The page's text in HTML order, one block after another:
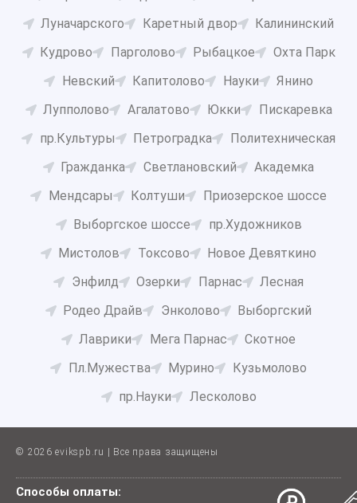
Луначарского
Каретный двор
Калининский
Кудрово
Парголово Рыбацкое
Охта Парк
Невский
Капитолово Науки
Янино
Лупполово
Агалатово Юкки
Пискаревка
пр.Культуры
Петроградка
Политехническая
Гражданка
Светлановский
Академка
Мендсары
Колтуши
Приозерское шоссе
Выборгское шоссе
пр.Художников
Мистолов
Токсово
Новое Девяткино
Энфилд
Озерки Парнас
Лесная
Родео Драйв
Энколово
Выборгский
Лаврики
Мега Парнас
Скотное
Пл.Мужества
Мурино
Кузьмолово
пр.Науки
Лесколово
© 2026 evikspb.ru | Все права защищены
Способы оплаты: